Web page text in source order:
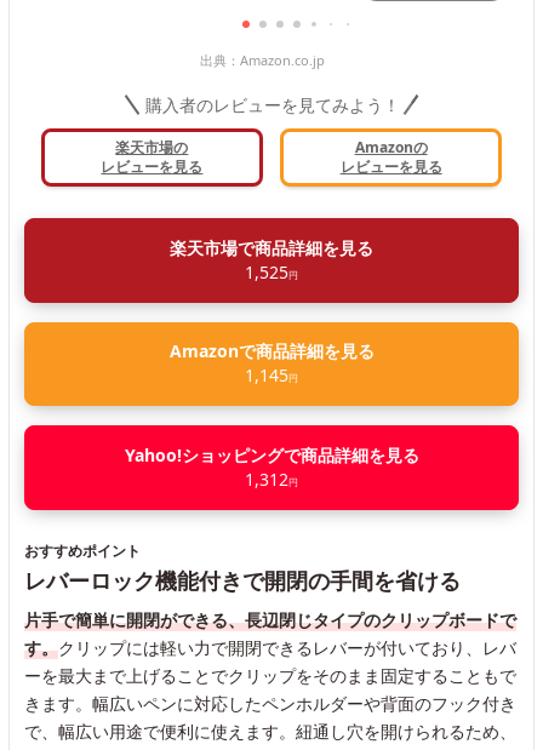
出典： Amazon.co.jp
購入者のレビューを見てみよう！
楽天市場の
レビューを見る
Amazonの
レビューを見る
楽天市場で商品詳細を見る
1,525円
Amazonで商品詳細を見る
1,145円
Yahoo!ショッピングで商品詳細を見る
1,312円
おすすめポイント
レバーロック機能付きで開閉の手間を省ける
片手で簡単に開閉ができる、長辺閉じタイプのクリップボードで
す。クリップには軽い力で開閉できるレバーが付いており、レバ
ーを最大まで上げることでクリップをそのまま固定することもで
きます。幅広いペンに対応したペンホルダーや背面のフック付き
で、幅広い用途で便利に使えます。紐通し穴を開けられるため、